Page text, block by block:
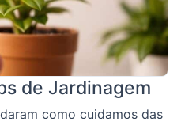
de Jardinagem
como cuidamos das